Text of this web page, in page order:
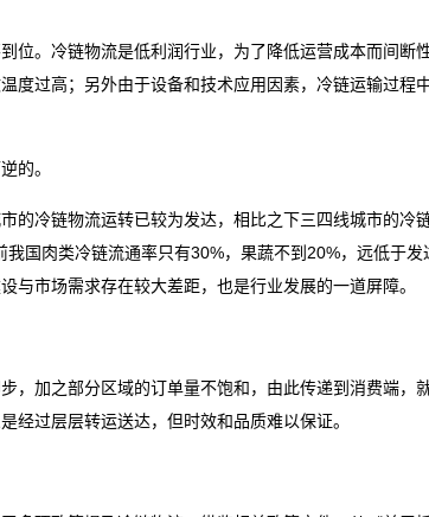
位。冷链物流是低利润行业，为了降低运营成本而间断
度过高；另外由于设备和技术应用因素，冷链运输过程
的。
的冷链物流运转已较为发达，相比之下三四线城市的冷
国肉类冷链流通率只有30%，果蔬不到20%，远低于
与市场需求存在较大差距，也是行业发展的一道屏障。
，加之部分区域的订单量不饱和，由此传递到消费端，
经过层层转运送达，但时效和品质难以保证。